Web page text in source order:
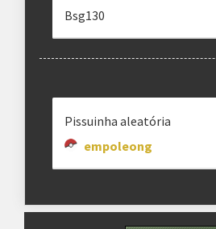
Bsg130
Pissuinha aleatória
empoleong